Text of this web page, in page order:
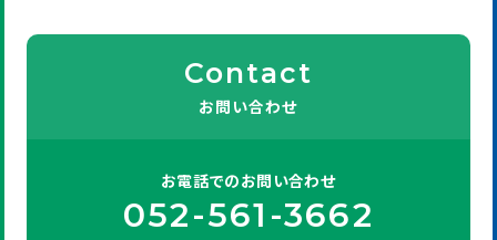
Contact
お問い合わせ
お電話でのお問い合わせ
052-561-3662